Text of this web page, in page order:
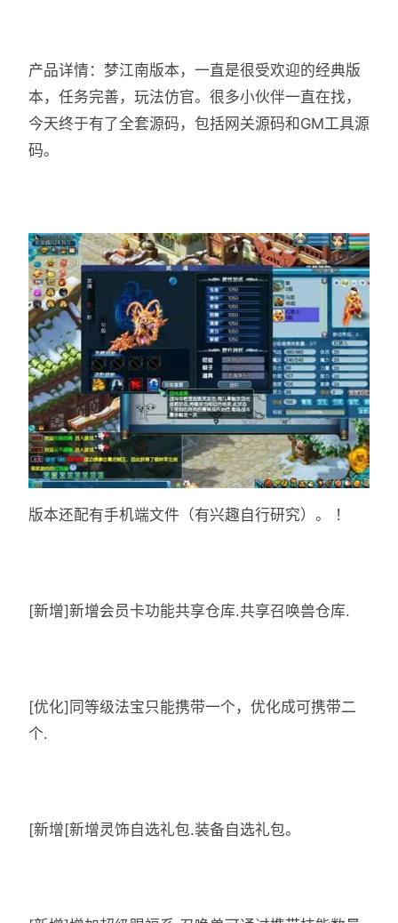
产品详情：梦江南版本，一直是很受欢迎的经典版
本，任务完善，玩法仿官。很多小伙伴一直在找，
今天终于有了全套源码，包括网关源码和GM工具源
码。
版本还配有手机端文件（有兴趣自行研究）。 ！
[新增]新增会员卡功能共享仓库.共享召唤兽仓库.
[优化]同等级法宝只能携带一个，优化成可携带二
个.
[新增[新增灵饰自选礼包.装备自选礼包。